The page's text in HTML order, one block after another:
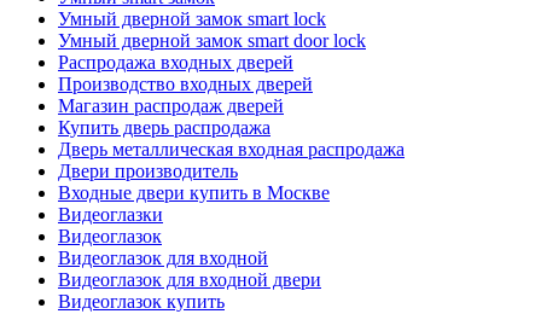
Умный дверной замок smart lock
Умный дверной замок smart door lock
Распродажа входных дверей
Производство входных дверей
Магазин распродаж дверей
Купить дверь распродажа
Дверь металлическая входная распродажа
Двери производитель
Входные двери купить в Москве
Видеоглазки
Видеоглазок
Видеоглазок для входной
Видеоглазок для входной двери
Видеоглазок купить